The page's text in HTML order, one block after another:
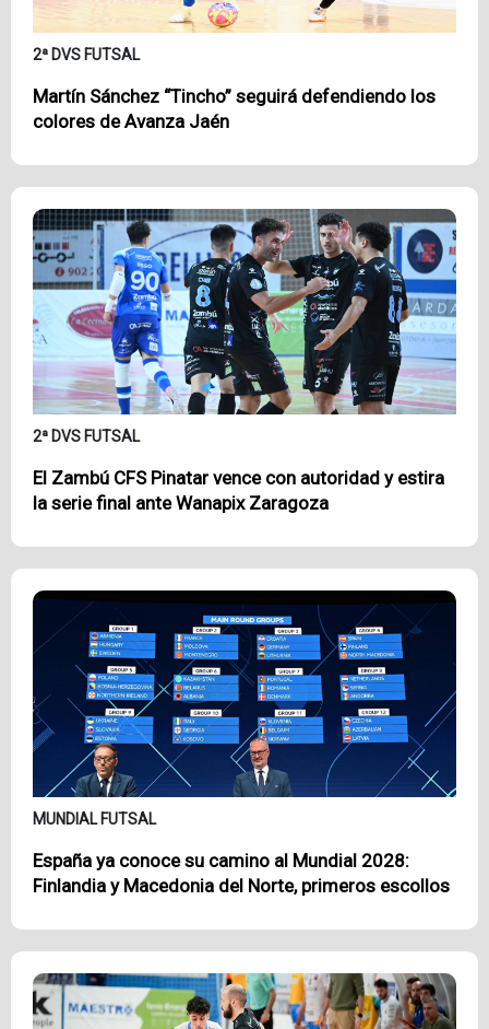
2ª DVS FUTSAL
Martín Sánchez “Tincho” seguirá defendiendo los
colores de Avanza Jaén
2ª DVS FUTSAL
El Zambú CFS Pinatar vence con autoridad y estira
la serie final ante Wanapix Zaragoza
MUNDIAL FUTSAL
España ya conoce su camino al Mundial 2028:
Finlandia y Macedonia del Norte, primeros escollos